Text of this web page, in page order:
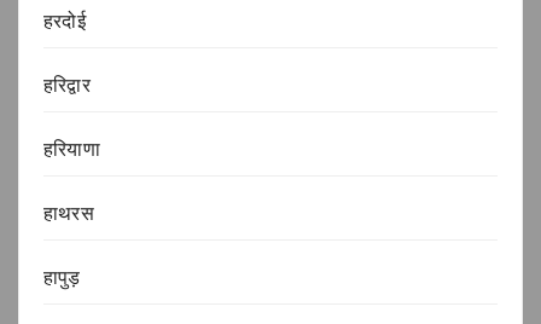
हरदोई
हरिद्वार
हरियाणा
हाथरस
हापुड़